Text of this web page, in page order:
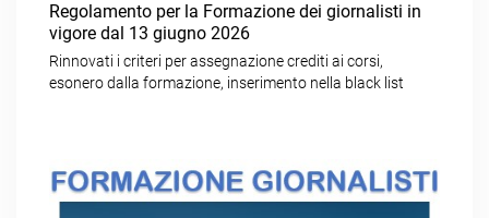
Regolamento per la Formazione dei giornalisti in
vigore dal 13 giugno 2026
Rinnovati i criteri per assegnazione crediti ai corsi,
esonero dalla formazione, inserimento nella black list